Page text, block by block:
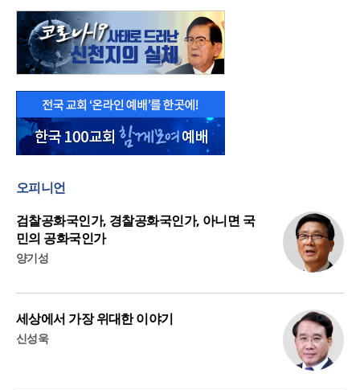
오피니언
검찰공화국인가, 경찰공화국인가, 아니면 국
민의 공화국인가
양기성
세상에서 가장 위대한 이야기
신성욱